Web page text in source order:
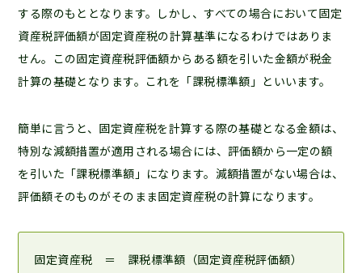
する際のもととなります。しかし、すべての場合において固定
資産税評価額が固定資産税の計算基準になるわけではありま
せん。この固定資産税評価額からある額を引いた金額が税金
計算の基礎となります。これを「課税標準額」といいます。
簡単に言うと、固定資産税を計算する際の基礎となる金額は、
特別な減額措置が適用される場合には、評価額から一定の額
を引いた「課税標準額」になります。減額措置がない場合は、
評価額そのものがそのまま固定資産税の計算になります。
固定資産税 ＝ 課税標準額（固定資産税評価額）